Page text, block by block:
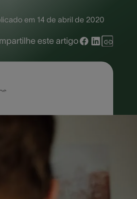
em 14 de abril de 2020
este artigo
depois de